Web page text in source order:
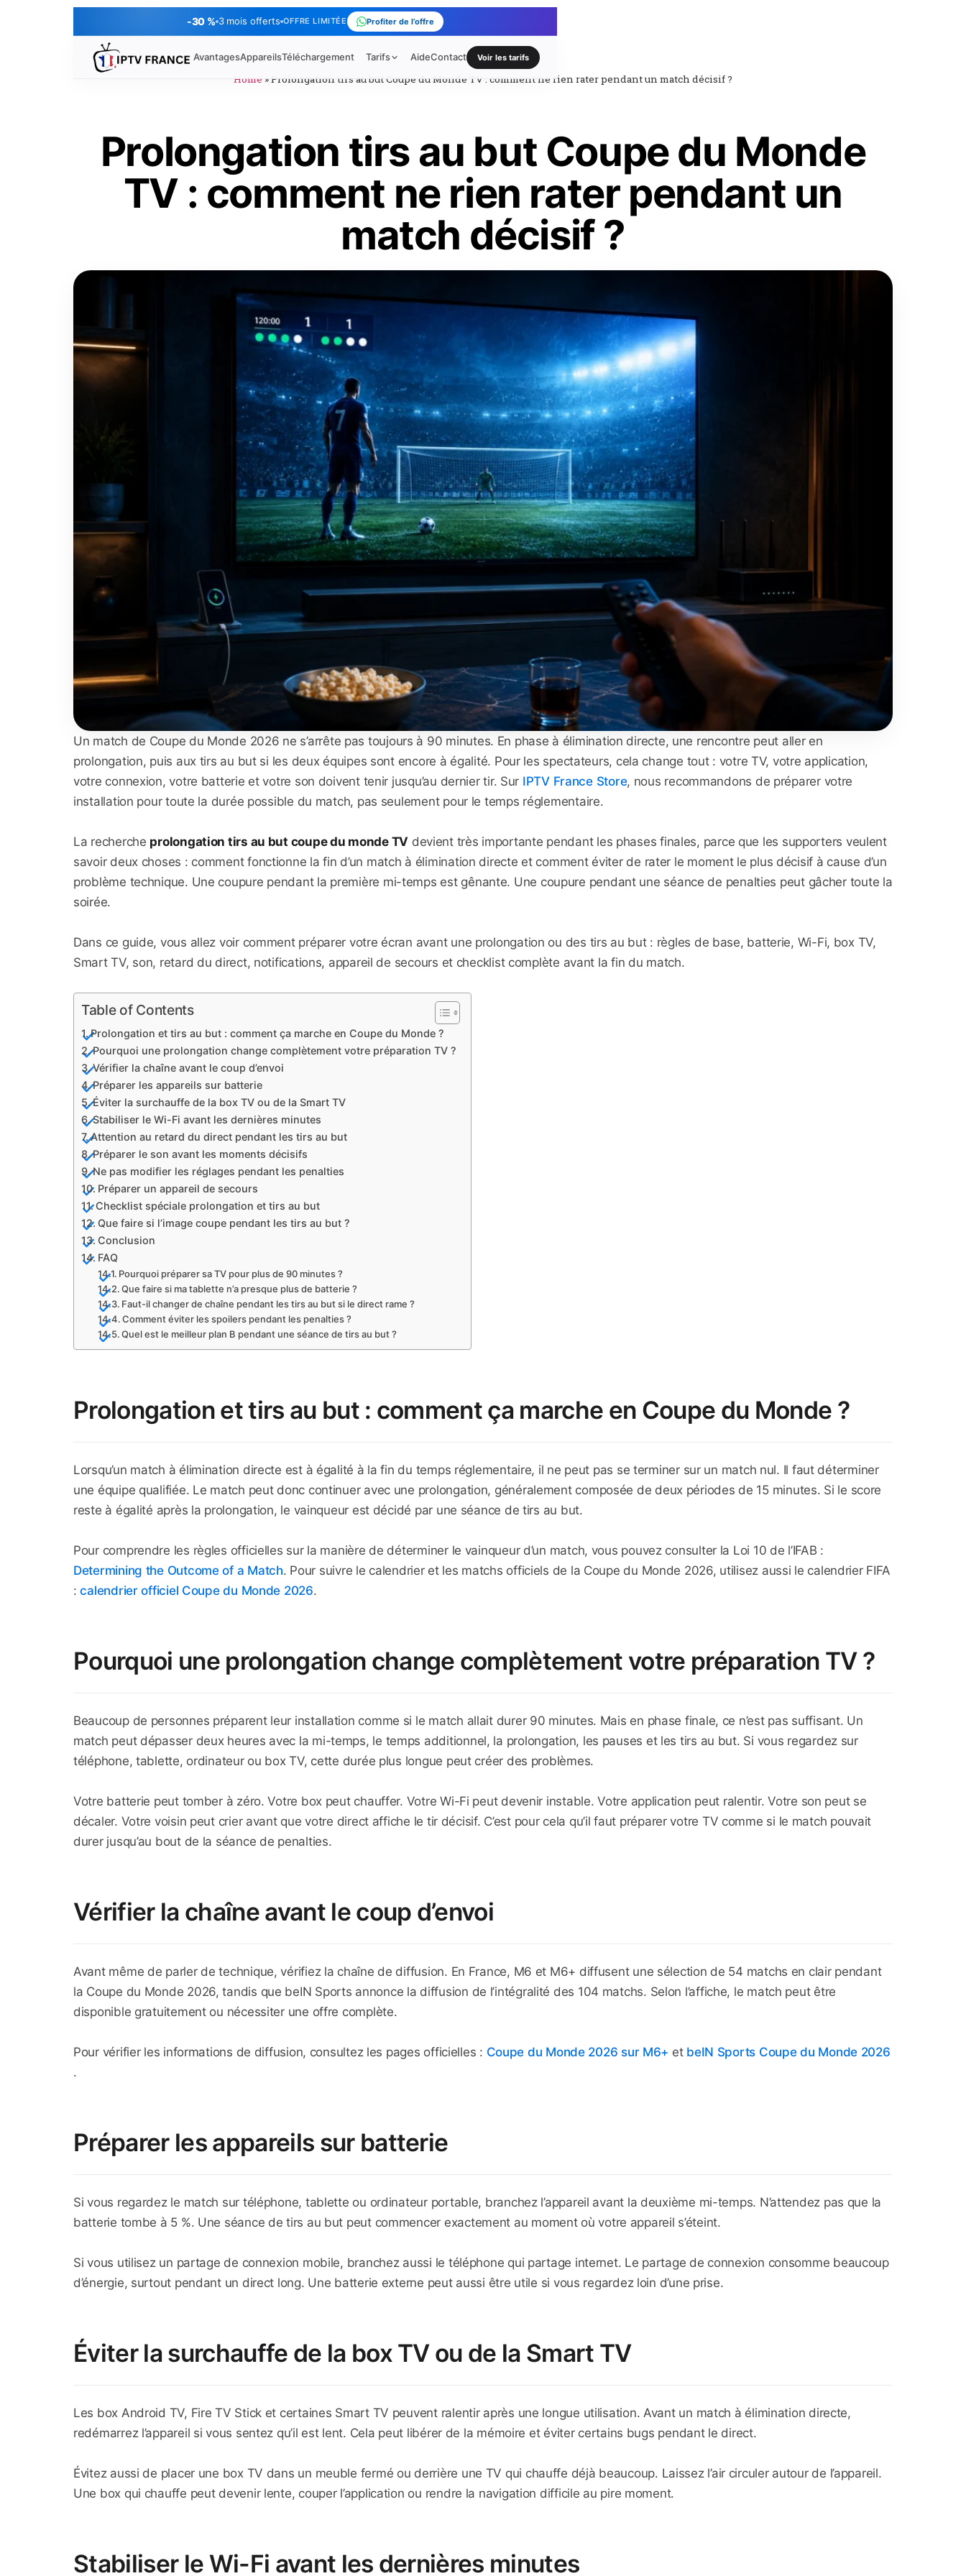
-30 % 3 mois offerts OFFRE LIMITÉE Profiter de l’offre
AvantagesAppareilsTéléchargement Tarifs AideContact Voir les tarifs
Home »Prolongation tirs au but Coupe du Monde TV : comment ne rien rater pendant un match décisif ?
Prolongation tirs au but Coupe du Monde
TV : comment ne rien rater pendant un
match décisif ?
Un match de Coupe du Monde 2026 ne s’arrête pas toujours à 90 minutes. En phase à élimination directe, une rencontre peut aller en
prolongation, puis aux tirs au but si les deux équipes sont encore à égalité. Pour les spectateurs, cela change tout : votre TV, votre application,
votre connexion, votre batterie et votre son doivent tenir jusqu’au dernier tir. Sur IPTV France Store, nous recommandons de préparer votre
installation pour toute la durée possible du match, pas seulement pour le temps réglementaire.
La recherche prolongation tirs au but coupe du monde TV devient très importante pendant les phases finales, parce que les supporters veulent
savoir deux choses : comment fonctionne la fin d’un match à élimination directe et comment éviter de rater le moment le plus décisif à cause d’un
problème technique. Une coupure pendant la première mi-temps est gênante. Une coupure pendant une séance de penalties peut gâcher toute la
soirée.
Dans ce guide, vous allez voir comment préparer votre écran avant une prolongation ou des tirs au but : règles de base, batterie, Wi-Fi, box TV,
Smart TV, son, retard du direct, notifications, appareil de secours et checklist complète avant la fin du match.
Table of Contents
Prolongation et tirs au but : comment ça marche en Coupe du Monde ?
Pourquoi une prolongation change complètement votre préparation TV ?
Vérifier la chaîne avant le coup d’envoi
Préparer les appareils sur batterie
Éviter la surchauffe de la box TV ou de la Smart TV
Stabiliser le Wi-Fi avant les dernières minutes
Attention au retard du direct pendant les tirs au but
Préparer le son avant les moments décisifs
Ne pas modifier les réglages pendant les penalties
Préparer un appareil de secours
Checklist spéciale prolongation et tirs au but
Que faire si l’image coupe pendant les tirs au but ?
Conclusion
FAQ
Pourquoi préparer sa TV pour plus de 90 minutes ?
Que faire si ma tablette n’a presque plus de batterie ?
Faut-il changer de chaîne pendant les tirs au but si le direct rame ?
Comment éviter les spoilers pendant les penalties ?
Quel est le meilleur plan B pendant une séance de tirs au but ?
Prolongation et tirs au but : comment ça marche en Coupe du Monde ?
Lorsqu’un match à élimination directe est à égalité à la fin du temps réglementaire, il ne peut pas se terminer sur un match nul. Il faut déterminer
une équipe qualifiée. Le match peut donc continuer avec une prolongation, généralement composée de deux périodes de 15 minutes. Si le score
reste à égalité après la prolongation, le vainqueur est décidé par une séance de tirs au but.
Pour comprendre les règles officielles sur la manière de déterminer le vainqueur d’un match, vous pouvez consulter la Loi 10 de l’IFAB :
Determining the Outcome of a Match. Pour suivre le calendrier et les matchs officiels de la Coupe du Monde 2026, utilisez aussi le calendrier FIFA
:calendrier officiel Coupe du Monde 2026.
Pourquoi une prolongation change complètement votre préparation TV ?
Beaucoup de personnes préparent leur installation comme si le match allait durer 90 minutes. Mais en phase finale, ce n’est pas suffisant. Un
match peut dépasser deux heures avec la mi-temps, le temps additionnel, la prolongation, les pauses et les tirs au but. Si vous regardez sur
téléphone, tablette, ordinateur ou box TV, cette durée plus longue peut créer des problèmes.
Votre batterie peut tomber à zéro. Votre box peut chauffer. Votre Wi-Fi peut devenir instable. Votre application peut ralentir. Votre son peut se
décaler. Votre voisin peut crier avant que votre direct affiche le tir décisif. C’est pour cela qu’il faut préparer votre TV comme si le match pouvait
durer jusqu’au bout de la séance de penalties.
Vérifier la chaîne avant le coup d’envoi
Avant même de parler de technique, vérifiez la chaîne de diffusion. En France, M6 et M6+ diffusent une sélection de 54 matchs en clair pendant
la Coupe du Monde 2026, tandis que beIN Sports annonce la diffusion de l’intégralité des 104 matchs. Selon l’affiche, le match peut être
disponible gratuitement ou nécessiter une offre complète.
Pour vérifier les informations de diffusion, consultez les pages officielles : Coupe du Monde 2026 sur M6+ et beIN Sports Coupe du Monde 2026
.
Préparer les appareils sur batterie
Si vous regardez le match sur téléphone, tablette ou ordinateur portable, branchez l’appareil avant la deuxième mi-temps. N’attendez pas que la
batterie tombe à 5 %. Une séance de tirs au but peut commencer exactement au moment où votre appareil s’éteint.
Si vous utilisez un partage de connexion mobile, branchez aussi le téléphone qui partage internet. Le partage de connexion consomme beaucoup
d’énergie, surtout pendant un direct long. Une batterie externe peut aussi être utile si vous regardez loin d’une prise.
Éviter la surchauffe de la box TV ou de la Smart TV
Les box Android TV, Fire TV Stick et certaines Smart TV peuvent ralentir après une longue utilisation. Avant un match à élimination directe,
redémarrez l’appareil si vous sentez qu’il est lent. Cela peut libérer de la mémoire et éviter certains bugs pendant le direct.
Évitez aussi de placer une box TV dans un meuble fermé ou derrière une TV qui chauffe déjà beaucoup. Laissez l’air circuler autour de l’appareil.
Une box qui chauffe peut devenir lente, couper l’application ou rendre la navigation difficile au pire moment.
Stabiliser le Wi-Fi avant les dernières minutes